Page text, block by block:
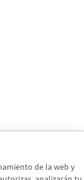
de la web y